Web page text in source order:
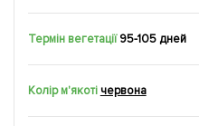
Термін вегетації 95-105 дней
Колір м'якоті червона